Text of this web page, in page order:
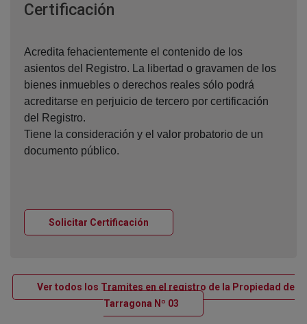
Certificación
Acredita fehacientemente el contenido de los
asientos del Registro. La libertad o gravamen de los
bienes inmuebles o derechos reales sólo podrá
acreditarse en perjuicio de tercero por certificación
del Registro.
Tiene la consideración y el valor probatorio de un
documento público.
Solicitar Certificación
Ver todos los Tramites en el registro de la Propiedad de
Tarragona Nº 03 Ventana nueva